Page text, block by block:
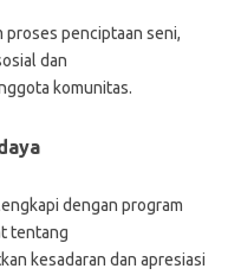
proses penciptaan seni,
dan
komunitas.
dengan program
tentang
kesadaran dan apresiasi